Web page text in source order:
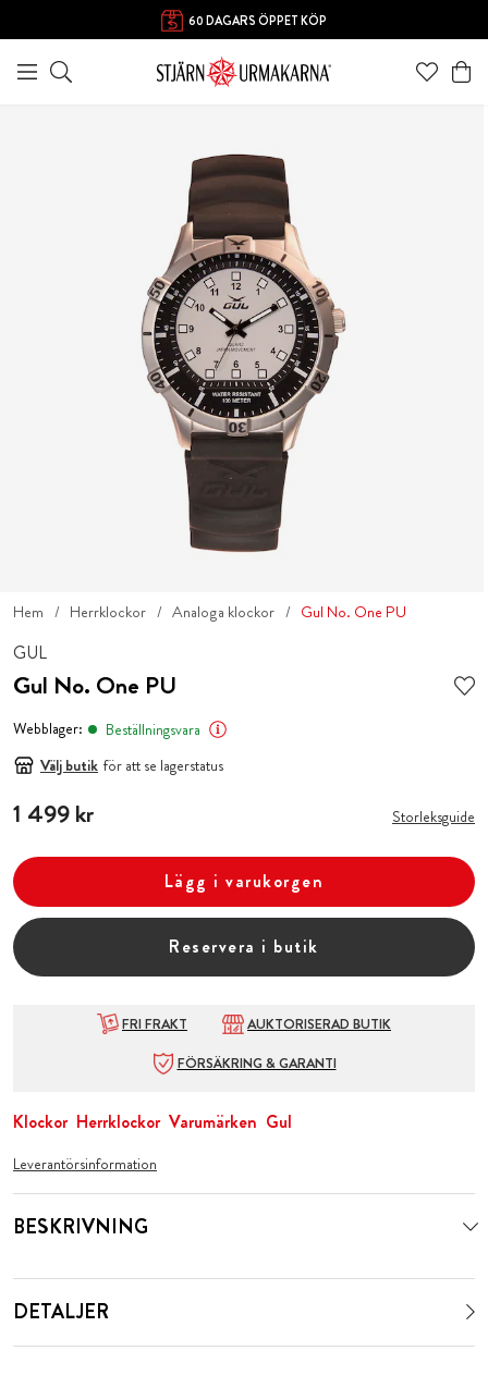
60 DAGARS ÖPPET KÖP
Hem Herrklockor Analoga klockor Gul No. One PU
GUL
Gul No. One PU
Webblager:
Beställningsvara
Välj butik för att se lagerstatus
Pris :1 499 kr
1 499 kr Storleksguide
Lägg i varukorgen
Reservera i butik
FRI FRAKT
AUKTORISERAD BUTIK
FÖRSÄKRING & GARANTI
Klockor Herrklockor Varumärken Gul
Leverantörsinformation
BESKRIVNING
DETALJER